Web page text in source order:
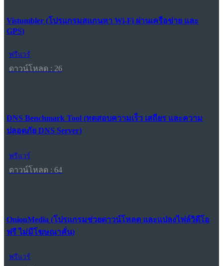
Vistumbler (โปรแกรมสแกนหา Wi-Fi ผ่านเครือข่าย และ
GPS)
ฟรีแวร์
ดาวน์โหลด : 26
DNS Benchmark Tool (ทดสอบความเร็ว เสถียร และความ
ปลอดภัย DNS Server)
ฟรีแวร์
ดาวน์โหลด : 64
OnionMedia (โปรแกรมช่วยดาวน์โหลด และแปลงไฟล์วิดีโอ
ฟรี ไม่มีโฆษณาคั่น)
ฟรีแวร์